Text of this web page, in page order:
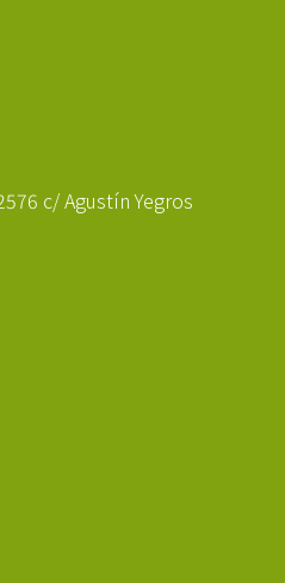
c/ Agustín Yegros